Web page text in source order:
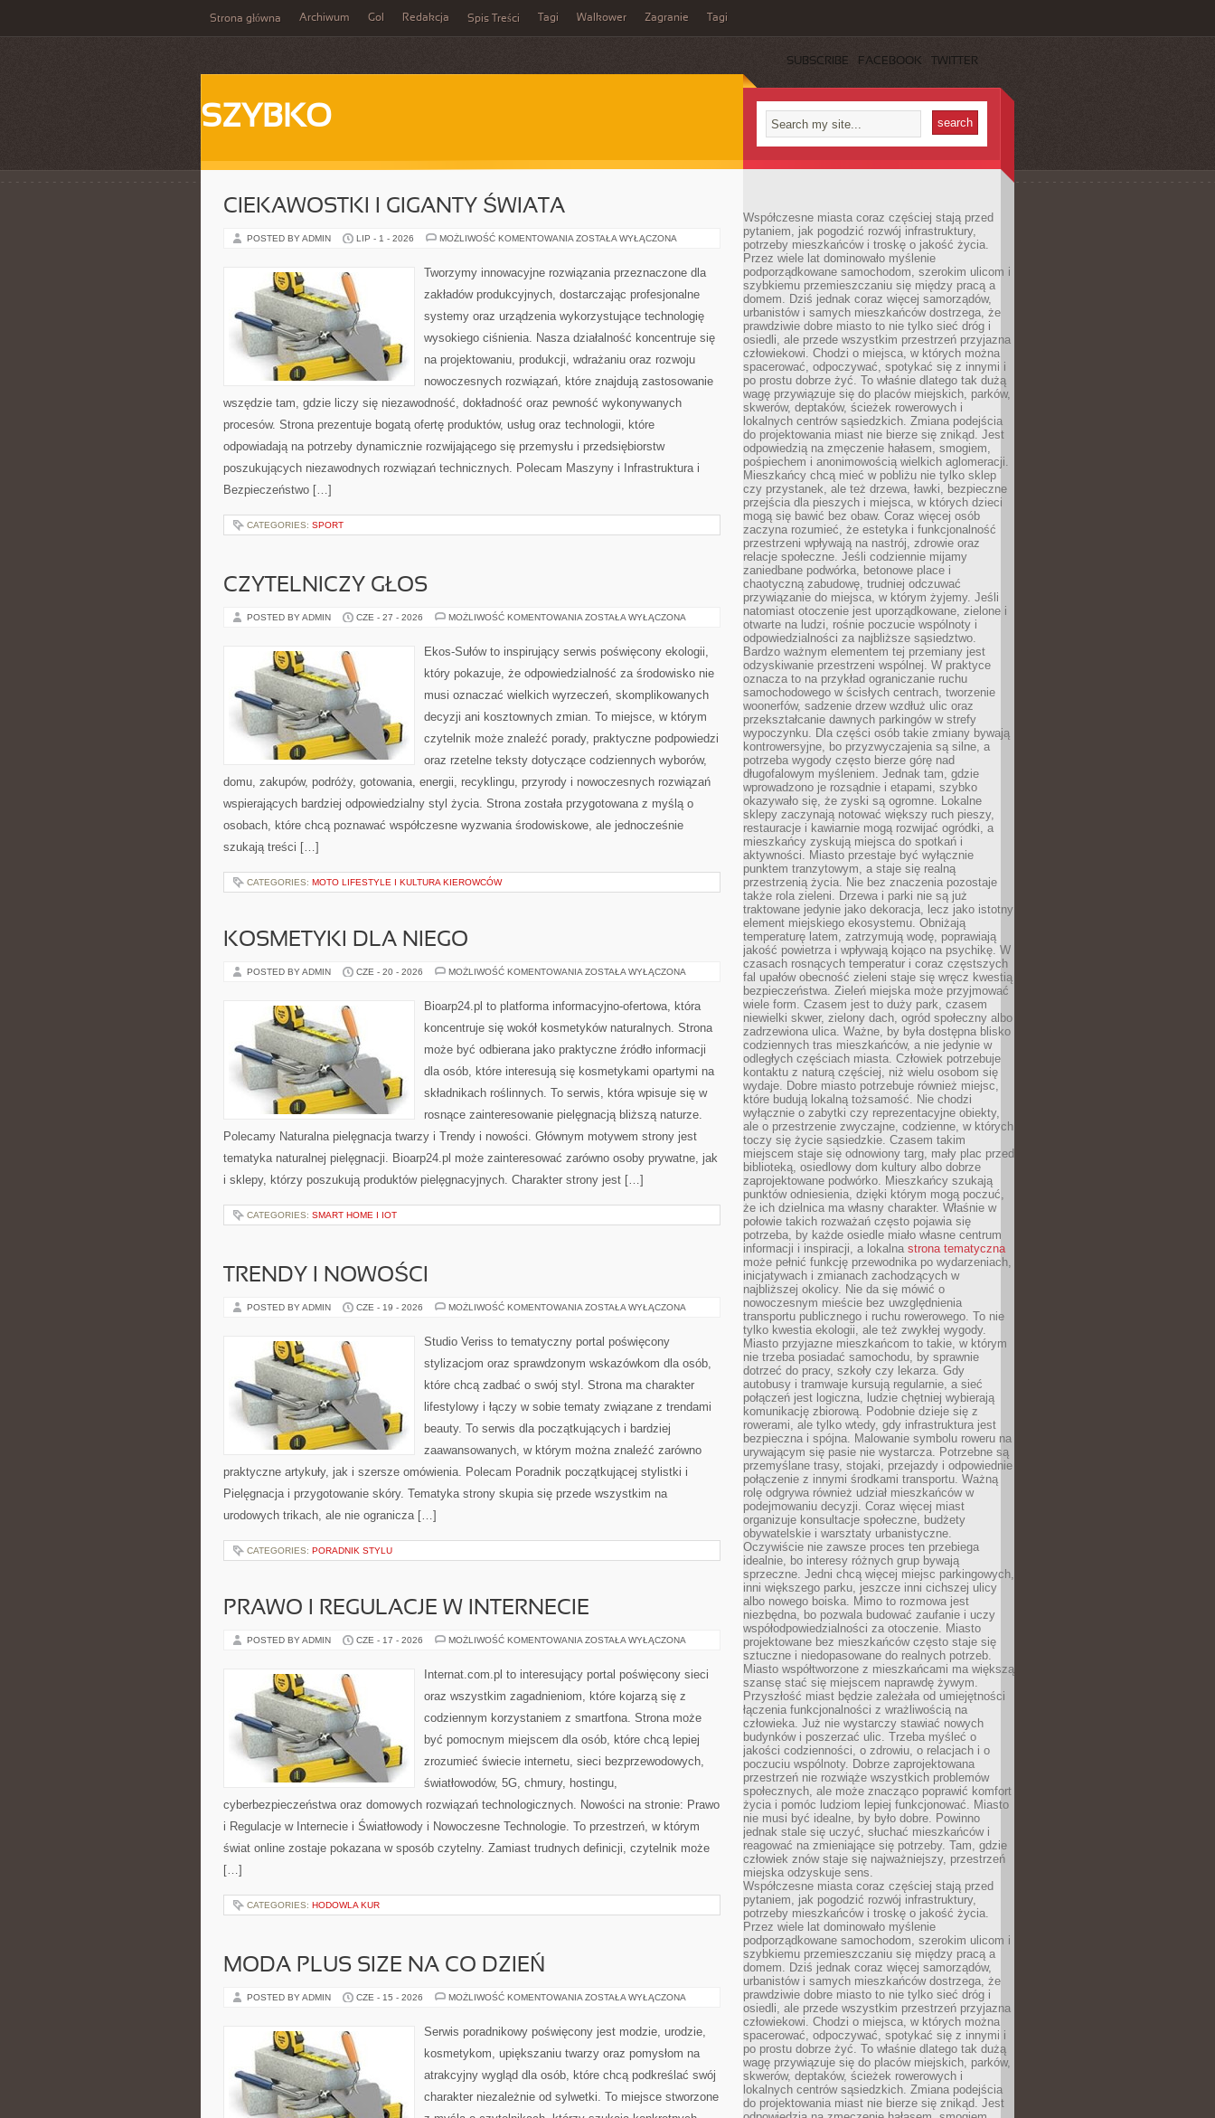
Strona główna Archiwum Gol Redakcja Spis Treści Tagi Walkower Zagranie Tagi
SUBSCRIBE FACEBOOK TWITTER
SZYBKO
CIEKAWOSTKI I GIGANTY ŚWIATA
POSTED BY ADMIN LIP - 1 - 2026 MOŻLIWOŚĆ KOMENTOWANIA CIEKAWOSTKI
ŚWIATA
ZOSTAŁA WYŁĄCZONA
Tworzymy innowacyjne rozwiązania przeznaczone dla
zakładów produkcyjnych, dostarczając profesjonalne
systemy oraz urządzenia wykorzystujące technologię
wysokiego ciśnienia. Nasza działalność koncentruje się
na projektowaniu, produkcji, wdrażaniu oraz rozwoju
nowoczesnych rozwiązań, które znajdują zastosowanie
wszędzie tam, gdzie liczy się niezawodność, dokładność oraz pewność wykonywanych
procesów. Strona prezentuje bogatą ofertę produktów, usług oraz technologii, które
odpowiadają na potrzeby dynamicznie rozwijającego się przemysłu i przedsiębiorstw
poszukujących niezawodnych rozwiązań technicznych. Polecam Maszyny i Infrastruktura i
Bezpieczeństwo […]
CATEGORIES: SPORT
CZYTELNICZY GŁOS
POSTED BY ADMIN CZE - 27 - 2026 MOŻLIWOŚĆ KOMENTOWANIA CZYTELNICZY
ZOSTAŁA WYŁĄCZONA
Ekos-Sułów to inspirujący serwis poświęcony ekologii,
który pokazuje, że odpowiedzialność za środowisko nie
musi oznaczać wielkich wyrzeczeń, skomplikowanych
decyzji ani kosztownych zmian. To miejsce, w którym
czytelnik może znaleźć porady, praktyczne podpowiedzi
oraz rzetelne teksty dotyczące codziennych wyborów,
domu, zakupów, podróży, gotowania, energii, recyklingu, przyrody i nowoczesnych rozwiązań
wspierających bardziej odpowiedzialny styl życia. Strona została przygotowana z myślą o
osobach, które chcą poznawać współczesne wyzwania środowiskowe, ale jednocześnie
szukają treści […]
CATEGORIES: MOTO LIFESTYLE I KULTURA KIEROWCÓW
KOSMETYKI DLA NIEGO
POSTED BY ADMIN CZE - 20 - 2026 MOŻLIWOŚĆ KOMENTOWANIA KOSMETYKI
ZOSTAŁA WYŁĄCZONA
Bioarp24.pl to platforma informacyjno-ofertowa, która
koncentruje się wokół kosmetyków naturalnych. Strona
może być odbierana jako praktyczne źródło informacji
dla osób, które interesują się kosmetykami opartymi na
składnikach roślinnych. To serwis, która wpisuje się w
rosnące zainteresowanie pielęgnacją bliższą naturze.
Polecamy Naturalna pielęgnacja twarzy i Trendy i nowości. Głównym motywem strony jest
tematyka naturalnej pielęgnacji. Bioarp24.pl może zainteresować zarówno osoby prywatne, jak
i sklepy, którzy poszukują produktów pielęgnacyjnych. Charakter strony jest […]
CATEGORIES: SMART HOME I IOT
TRENDY I NOWOŚCI
POSTED BY ADMIN CZE - 19 - 2026 MOŻLIWOŚĆ KOMENTOWANIA TRENDY
ZOSTAŁA WYŁĄCZONA
Studio Veriss to tematyczny portal poświęcony
stylizacjom oraz sprawdzonym wskazówkom dla osób,
które chcą zadbać o swój styl. Strona ma charakter
lifestylowy i łączy w sobie tematy związane z trendami
beauty. To serwis dla początkujących i bardziej
zaawansowanych, w którym można znaleźć zarówno
praktyczne artykuły, jak i szersze omówienia. Polecam Poradnik początkującej stylistki i
Pielęgnacja i przygotowanie skóry. Tematyka strony skupia się przede wszystkim na
urodowych trikach, ale nie ogranicza […]
CATEGORIES: PORADNIK STYLU
PRAWO I REGULACJE W INTERNECIE
POSTED BY ADMIN CZE - 17 - 2026 MOŻLIWOŚĆ KOMENTOWANIA PRAWO
INTERNECIE
ZOSTAŁA WYŁĄCZONA
Internat.com.pl to interesujący portal poświęcony sieci
oraz wszystkim zagadnieniom, które kojarzą się z
codziennym korzystaniem z smartfona. Strona może
być pomocnym miejscem dla osób, które chcą lepiej
zrozumieć świecie internetu, sieci bezprzewodowych,
światłowodów, 5G, chmury, hostingu,
cyberbezpieczeństwa oraz domowych rozwiązań technologicznych. Nowości na stronie: Prawo
i Regulacje w Internecie i Światłowody i Nowoczesne Technologie. To przestrzeń, w którym
świat online zostaje pokazana w sposób czytelny. Zamiast trudnych definicji, czytelnik może
[…]
CATEGORIES: HODOWLA KUR
MODA PLUS SIZE NA CO DZIEŃ
POSTED BY ADMIN CZE - 15 - 2026 MOŻLIWOŚĆ KOMENTOWANIA MODA
CO
ZOSTAŁA WYŁĄCZONA
Serwis poradnikowy poświęcony jest modzie, urodzie,
kosmetykom, upiększaniu twarzy oraz pomysłom na
atrakcyjny wygląd dla osób, które chcą podkreślać swój
charakter niezależnie od sylwetki. To miejsce stworzone
Współczesne miasta coraz częściej stają przed
pytaniem, jak pogodzić rozwój infrastruktury,
potrzeby mieszkańców i troskę o jakość życia.
Przez wiele lat dominowało myślenie
podporządkowane samochodom, szerokim ulicom i
szybkiemu przemieszczaniu się między pracą a
domem. Dziś jednak coraz więcej samorządów,
urbanistów i samych mieszkańców dostrzega, że
prawdziwie dobre miasto to nie tylko sieć dróg i
osiedli, ale przede wszystkim przestrzeń przyjazna
człowiekowi. Chodzi o miejsca, w których można
spacerować, odpoczywać, spotykać się z innymi i
po prostu dobrze żyć. To właśnie dlatego tak dużą
wagę przywiązuje się do placów miejskich, parków,
skwerów, deptaków, ścieżek rowerowych i
lokalnych centrów sąsiedzkich. Zmiana podejścia
do projektowania miast nie bierze się znikąd. Jest
odpowiedzią na zmęczenie hałasem, smogiem,
pośpiechem i anonimowością wielkich aglomeracji.
Mieszkańcy chcą mieć w pobliżu nie tylko sklep
czy przystanek, ale też drzewa, ławki, bezpieczne
przejścia dla pieszych i miejsca, w których dzieci
mogą się bawić bez obaw. Coraz więcej osób
zaczyna rozumieć, że estetyka i funkcjonalność
przestrzeni wpływają na nastrój, zdrowie oraz
relacje społeczne. Jeśli codziennie mijamy
zaniedbane podwórka, betonowe place i
chaotyczną zabudowę, trudniej odczuwać
przywiązanie do miejsca, w którym żyjemy. Jeśli
natomiast otoczenie jest uporządkowane, zielone i
otwarte na ludzi, rośnie poczucie wspólnoty i
odpowiedzialności za najbliższe sąsiedztwo.
Bardzo ważnym elementem tej przemiany jest
odzyskiwanie przestrzeni wspólnej. W praktyce
oznacza to na przykład ograniczanie ruchu
samochodowego w ścisłych centrach, tworzenie
woonerfów, sadzenie drzew wzdłuż ulic oraz
przekształcanie dawnych parkingów w strefy
wypoczynku. Dla części osób takie zmiany bywają
kontrowersyjne, bo przyzwyczajenia są silne, a
potrzeba wygody często bierze górę nad
długofalowym myśleniem. Jednak tam, gdzie
wprowadzono je rozsądnie i etapami, szybko
okazywało się, że zyski są ogromne. Lokalne
sklepy zaczynają notować większy ruch pieszy,
restauracje i kawiarnie mogą rozwijać ogródki, a
mieszkańcy zyskują miejsca do spotkań i
aktywności. Miasto przestaje być wyłącznie
punktem tranzytowym, a staje się realną
przestrzenią życia. Nie bez znaczenia pozostaje
także rola zieleni. Drzewa i parki nie są już
traktowane jedynie jako dekoracja, lecz jako istotny
element miejskiego ekosystemu. Obniżają
temperaturę latem, zatrzymują wodę, poprawiają
jakość powietrza i wpływają kojąco na psychikę. W
czasach rosnących temperatur i coraz częstszych
fal upałów obecność zieleni staje się wręcz kwestią
bezpieczeństwa. Zieleń miejska może przyjmować
wiele form. Czasem jest to duży park, czasem
niewielki skwer, zielony dach, ogród społeczny albo
zadrzewiona ulica. Ważne, by była dostępna blisko
codziennych tras mieszkańców, a nie jedynie w
odległych częściach miasta. Człowiek potrzebuje
kontaktu z naturą częściej, niż wielu osobom się
wydaje. Dobre miasto potrzebuje również miejsc,
które budują lokalną tożsamość. Nie chodzi
wyłącznie o zabytki czy reprezentacyjne obiekty,
ale o przestrzenie zwyczajne, codzienne, w których
toczy się życie sąsiedzkie. Czasem takim
miejscem staje się odnowiony targ, mały plac przed
biblioteką, osiedlowy dom kultury albo dobrze
zaprojektowane podwórko. Mieszkańcy szukają
punktów odniesienia, dzięki którym mogą poczuć,
że ich dzielnica ma własny charakter. Właśnie w
połowie takich rozważań często pojawia się
potrzeba, by każde osiedle miało własne centrum
informacji i inspiracji, a lokalna strona tematyczna
może pełnić funkcję przewodnika po wydarzeniach,
inicjatywach i zmianach zachodzących w
najbliższej okolicy. Nie da się mówić o
nowoczesnym mieście bez uwzględnienia
transportu publicznego i ruchu rowerowego. To nie
tylko kwestia ekologii, ale też zwykłej wygody.
Miasto przyjazne mieszkańcom to takie, w którym
nie trzeba posiadać samochodu, by sprawnie
dotrzeć do pracy, szkoły czy lekarza. Gdy
autobusy i tramwaje kursują regularnie, a sieć
połączeń jest logiczna, ludzie chętniej wybierają
komunikację zbiorową. Podobnie dzieje się z
rowerami, ale tylko wtedy, gdy infrastruktura jest
bezpieczna i spójna. Malowanie symbolu roweru na
urywającym się pasie nie wystarcza. Potrzebne są
przemyślane trasy, stojaki, przejazdy i odpowiednie
połączenie z innymi środkami transportu. Ważną
rolę odgrywa również udział mieszkańców w
podejmowaniu decyzji. Coraz więcej miast
organizuje konsultacje społeczne, budżety
obywatelskie i warsztaty urbanistyczne.
Oczywiście nie zawsze proces ten przebiega
idealnie, bo interesy różnych grup bywają
sprzeczne. Jedni chcą więcej miejsc parkingowych,
inni większego parku, jeszcze inni cichszej ulicy
albo nowego boiska. Mimo to rozmowa jest
niezbędna, bo pozwala budować zaufanie i uczy
współodpowiedzialności za otoczenie. Miasto
projektowane bez mieszkańców często staje się
sztuczne i niedopasowane do realnych potrzeb.
Miasto współtworzone z mieszkańcami ma większą
szansę stać się miejscem naprawdę żywym.
Przyszłość miast będzie zależała od umiejętności
łączenia funkcjonalności z wrażliwością na
człowieka. Już nie wystarczy stawiać nowych
budynków i poszerzać ulic. Trzeba myśleć o
jakości codzienności, o zdrowiu, o relacjach i o
poczuciu wspólnoty. Dobrze zaprojektowana
przestrzeń nie rozwiąże wszystkich problemów
społecznych, ale może znacząco poprawić komfort
życia i pomóc ludziom lepiej funkcjonować. Miasto
nie musi być idealne, by było dobre. Powinno
jednak stale się uczyć, słuchać mieszkańców i
reagować na zmieniające się potrzeby. Tam, gdzie
człowiek znów staje się najważniejszy, przestrzeń
miejska odzyskuje sens.
Współczesne miasta coraz częściej stają przed
pytaniem, jak pogodzić rozwój infrastruktury,
potrzeby mieszkańców i troskę o jakość życia.
Przez wiele lat dominowało myślenie
podporządkowane samochodom, szerokim ulicom i
szybkiemu przemieszczaniu się między pracą a
domem. Dziś jednak coraz więcej samorządów,
urbanistów i samych mieszkańców dostrzega, że
prawdziwie dobre miasto to nie tylko sieć dróg i
osiedli, ale przede wszystkim przestrzeń przyjazna
człowiekowi. Chodzi o miejsca, w których można
spacerować, odpoczywać, spotykać się z innymi i
po prostu dobrze żyć. To właśnie dlatego tak dużą
wagę przywiązuje się do placów miejskich, parków,
skwerów, deptaków, ścieżek rowerowych i
lokalnych centrów sąsiedzkich. Zmiana podejścia
do projektowania miast nie bierze się znikąd. Jest